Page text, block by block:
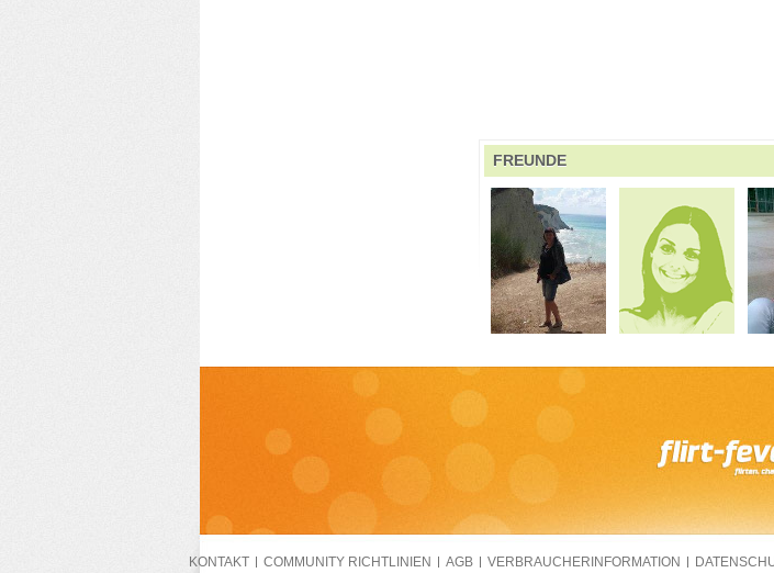
FREUNDE
KONTAKT COMMUNITY RICHTLINIEN AGB VERBRAUCHERINFORMATION